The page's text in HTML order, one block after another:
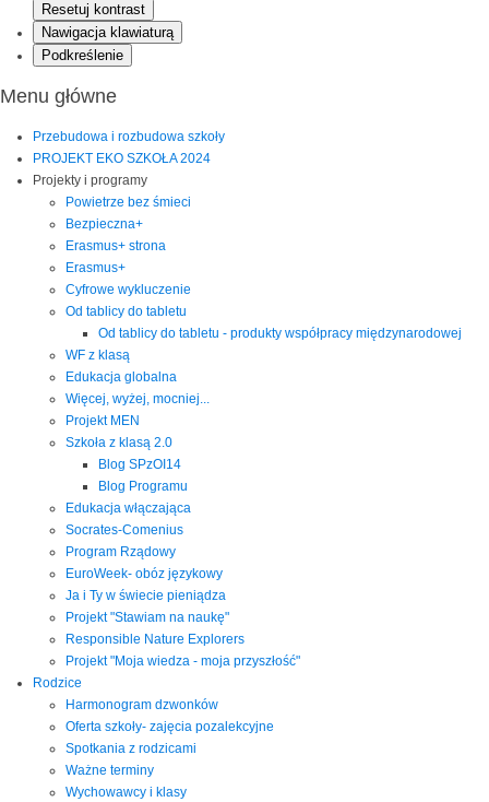
Resetuj kontrast
Nawigacja klawiaturą
Podkreślenie
Menu główne
Przebudowa i rozbudowa szkoły
PROJEKT EKO SZKOŁA 2024
Projekty i programy
Powietrze bez śmieci
Bezpieczna+
Erasmus+ strona
Erasmus+
Cyfrowe wykluczenie
Od tablicy do tabletu
Od tablicy do tabletu - produkty współpracy międzynarodowej
WF z klasą
Edukacja globalna
Więcej, wyżej, mocniej...
Projekt MEN
Szkoła z klasą 2.0
Blog SPzOI14
Blog Programu
Edukacja włączająca
Socrates-Comenius
Program Rządowy
EuroWeek- obóz językowy
Ja i Ty w świecie pieniądza
Projekt "Stawiam na naukę"
Responsible Nature Explorers
Projekt "Moja wiedza - moja przyszłość"
Rodzice
Harmonogram dzwonków
Oferta szkoły- zajęcia pozalekcyjne
Spotkania z rodzicami
Ważne terminy
Wychowawcy i klasy